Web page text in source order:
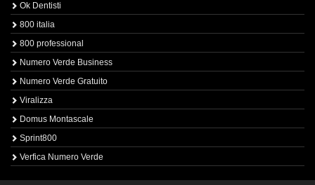
Ok Dentisti
800 italia
800 professional
Numero Verde Business
Numero Verde Gratuito
Viralizza
Domus Montascale
Sprint800
Verfica Numero Verde